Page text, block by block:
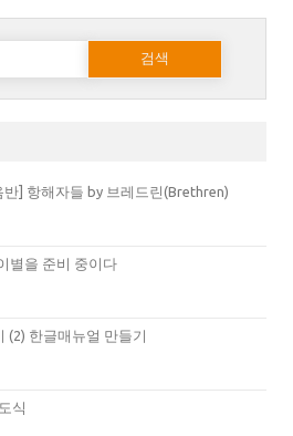
반] 항해자들 by 브레드린(Brethren)
별을 준비 중이다
(2) 한글매뉴얼 만들기
식